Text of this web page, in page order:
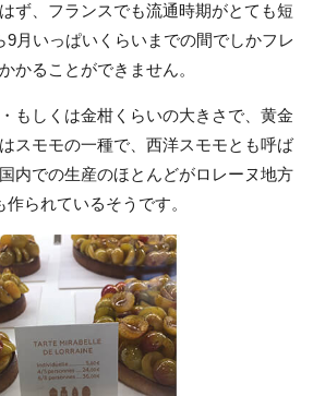
ず、フランスでも流通時期がとても短
9月いっぱいくらいまでの間でしかフレ
かることができません。
もしくは金柑くらいの大きさで、黄金
スモモの一種で、西洋スモモとも呼ば
内での生産のほとんどがロレーヌ地方
られているそうです。